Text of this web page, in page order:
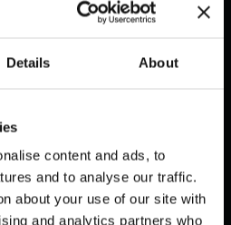
Details About
content and ads, to
and to analyse our traffic.
about your use of our site with
and analytics partners who
LÖSNING